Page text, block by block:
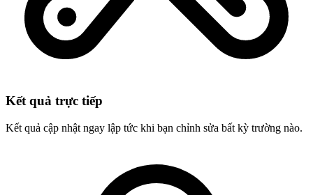
Kết quả trực tiếp
Kết quả cập nhật ngay lập tức khi bạn chỉnh sửa bất kỳ trường nào.